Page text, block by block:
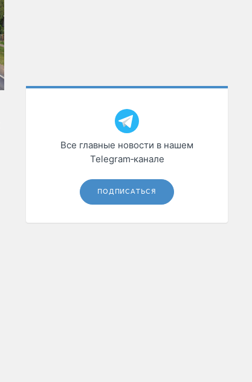
Все главные новости в нашем
Telegram‑канале
ПОДПИСАТЬСЯ